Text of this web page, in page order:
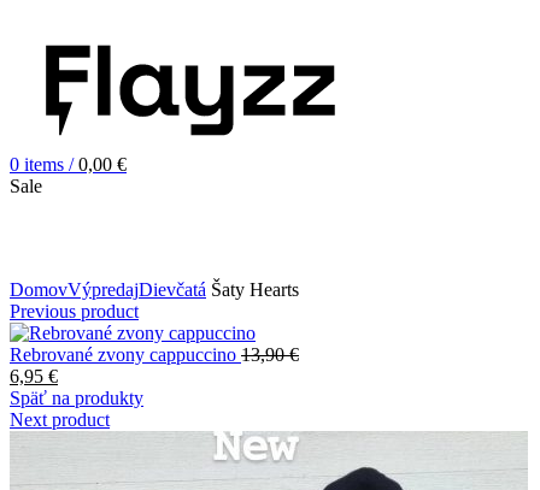
0 items / 0,00 €
Sale
DomovVýpredajDievčatá Šaty Hearts
Previous product
Rebrované zvony cappuccino 13,90€
6,95 €
Späť na produkty
Next product